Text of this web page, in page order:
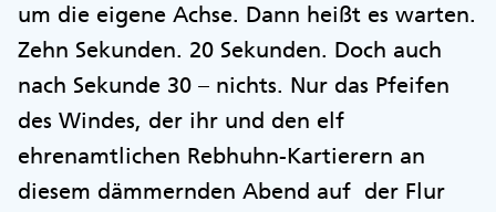
um die eigene Achse. Dann heißt es warten.
Zehn Sekunden. 20 Sekunden. Doch auch
nach Sekunde 30 – nichts. Nur das Pfeifen
des Windes, der ihr und den elf
ehrenamtlichen Rebhuhn-Kartierern an
diesem dämmernden Abend auf der Flur